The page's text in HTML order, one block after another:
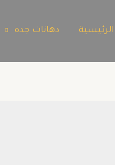
الرئيسية دهانات جده